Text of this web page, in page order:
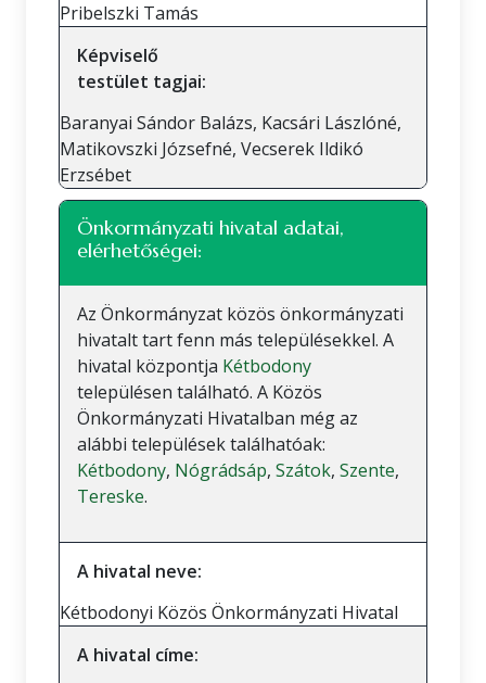
Pribelszki Tamás
Képviselő
testület tagjai:
Baranyai Sándor Balázs, Kacsári Lászlóné,
Matikovszki Józsefné, Vecserek Ildikó
Erzsébet
Önkormányzati hivatal adatai,
elérhetőségei:
Az Önkormányzat közös önkormányzati
hivatalt tart fenn más településekkel. A
hivatal központja Kétbodony
településen található. A Közös
Önkormányzati Hivatalban még az
alábbi települések találhatóak:
Kétbodony, Nógrádsáp, Szátok, Szente,
Tereske.
A hivatal neve:
Kétbodonyi Közös Önkormányzati Hivatal
A hivatal címe: